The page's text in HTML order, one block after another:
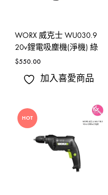
WORX 威克士 WU030.9
20v鋰電吸塵機(淨機) 綠
$550.00
加入喜愛商品
HOT